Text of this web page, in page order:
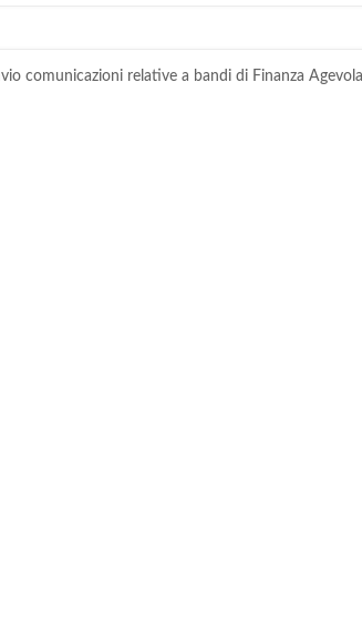
comunicazioni relative a bandi di Finanza